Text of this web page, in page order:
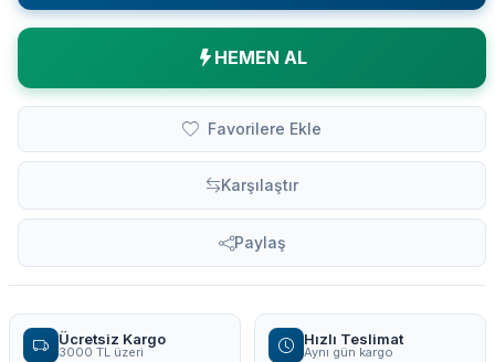
HEMEN AL
Favorilere Ekle
Karşılaştır
Paylaş
Ücretsiz Kargo
3000 TL üzeri
Hızlı Teslimat
Aynı gün kargo